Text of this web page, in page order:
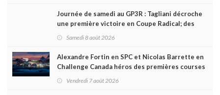
Journée de samedi au GP3R : Tagliani décroche
une première victoire en Coupe Radical; des
Samedi 8 août 2026
Alexandre Fortin en SPC et Nicolas Barrette en
Challenge Canada héros des premières courses
Vendredi 7 août 2026